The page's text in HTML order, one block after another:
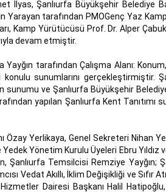
İlyas, Şanlıurfa Büyükşehir Belediye
Yarayan tarafından PMOGenç Yaz
Kamp Yürütücüsü Prof. Dr. Alper
devam etmiştir.
tarafından Çalışma Alanı:
sunumlarını gerçekleştirmiştir.
sunumu ve Şanlıurfa Büyükşehir
yapılan Şanlıurfa Kent Tanıtımı
Özay Yerlikaya, Genel Sekreteri Nihan
Yönetim Kurulu Üyeleri Ebru Yıldız
Temsilcisi Remziye Yayğın;
Vedat Akıllı, İklim Değişikliği ve Sıfır
Dairesi Başkanı Halil